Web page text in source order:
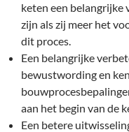
keten een
zijn als zij meer het
dit proces.
Een belangrijke
bewustwording en
aan het begin van de
Een betere